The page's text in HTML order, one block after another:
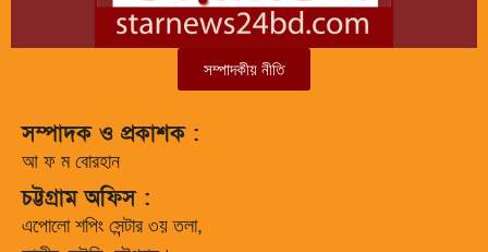
সম্পাদকীয় নীতি
সম্পাদক ও প্রকাশক :
আ ফ ম বোরহান
চট্টগ্রাম অফিস :
এপোলো শপিং সেন্টার ৩য় তলা,